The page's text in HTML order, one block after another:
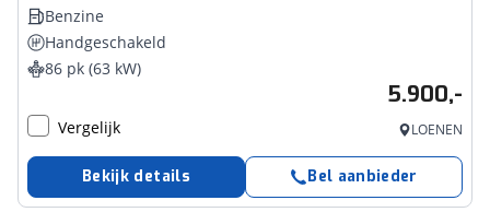
Benzine
Handgeschakeld
86 pk (63 kW)
5.900,-
Vergelijk LOENEN
Bekijk details Bel aanbieder